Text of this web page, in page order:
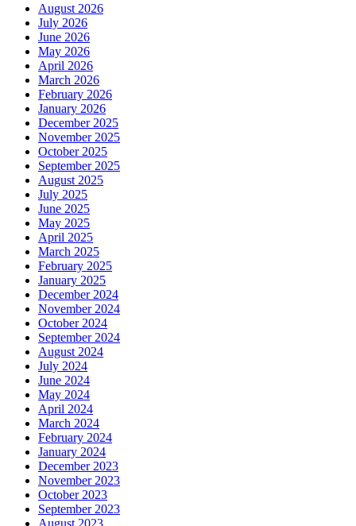
August 2026
July 2026
June 2026
May 2026
April 2026
March 2026
February 2026
January 2026
December 2025
November 2025
October 2025
September 2025
August 2025
July 2025
June 2025
May 2025
April 2025
March 2025
February 2025
January 2025
December 2024
November 2024
October 2024
September 2024
August 2024
July 2024
June 2024
May 2024
April 2024
March 2024
February 2024
January 2024
December 2023
November 2023
October 2023
September 2023
August 2023